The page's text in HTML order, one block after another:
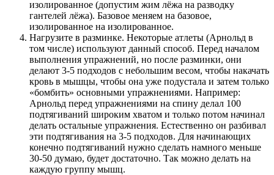
изолированное (допустим жим лёжа на разводку
гантелей лёжа). Базовое меняем на базовое,
изолированное на изолированное.
Нагрузите в разминке. Некоторые атлеты (Арнольд в
том числе) используют данный способ. Перед началом
выполнения упражнений, но после разминки, они
делают 3-5 подходов с небольшим весом, чтобы накачать
кровь в мышцы, чтобы она уже подустала и затем только
«бомбить» основными упражнениями. Например:
Арнольд перед упражнениями на спину делал 100
подтягиваний широким хватом и только потом начинал
делать остальные упражнения. Естественно он разбивал
эти подтягивания на 3-5 подходов. Для начинающих
конечно подтягиваний нужно сделать намного меньше
30-50 думаю, будет достаточно. Так можно делать на
каждую группу мышц.